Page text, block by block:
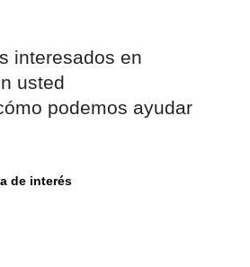
interesados en
usted
podemos ayudar
de interés